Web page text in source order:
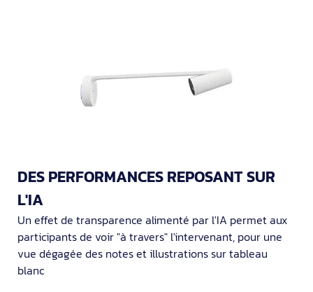
DES PERFORMANCES REPOSANT SUR
L'IA
Un effet de transparence alimenté par l'IA permet aux
participants de voir "à travers" l'intervenant, pour une
vue dégagée des notes et illustrations sur tableau
blanc